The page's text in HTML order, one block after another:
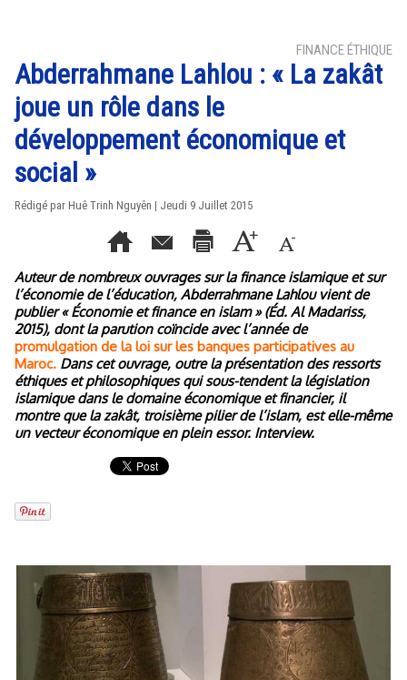
FINANCE ÉTHIQUE
Abderrahmane Lahlou : « La zakât
joue un rôle dans le
développement économique et
social »
Rédigé par Huê Trinh Nguyên | Jeudi 9 Juillet 2015
Auteur de nombreux ouvrages sur la finance islamique et sur
l’économie de l’éducation, Abderrahmane Lahlou vient de
publier « Économie et finance en islam » (Éd. Al Madariss,
2015), dont la parution coïncide avec l’année de
promulgation de la loi sur les banques participatives au
Maroc. Dans cet ouvrage, outre la présentation des ressorts
éthiques et philosophiques qui sous-tendent la législation
islamique dans le domaine économique et financier, il
montre que la zakât, troisième pilier de l’islam, est elle-même
un vecteur économique en plein essor. Interview.